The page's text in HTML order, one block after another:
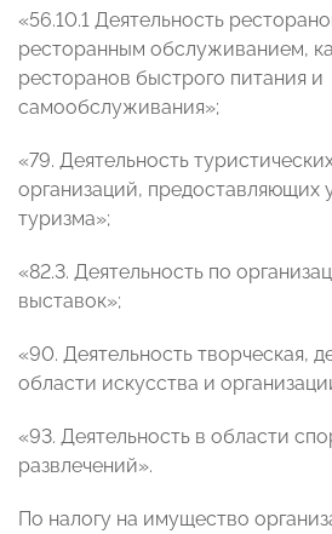
«56.10.1 Деятельность
ресторанным обслуживанием,
ресторанов быстрого питания и
самообслуживания»;
«79. Деятельность
организаций, предоставляющих
туризма»;
«82.3. Деятельность по
выставок»;
«90. Деятельность творческая,
области искусства и
«93. Деятельность в области
развлечений».
По налогу на имущество